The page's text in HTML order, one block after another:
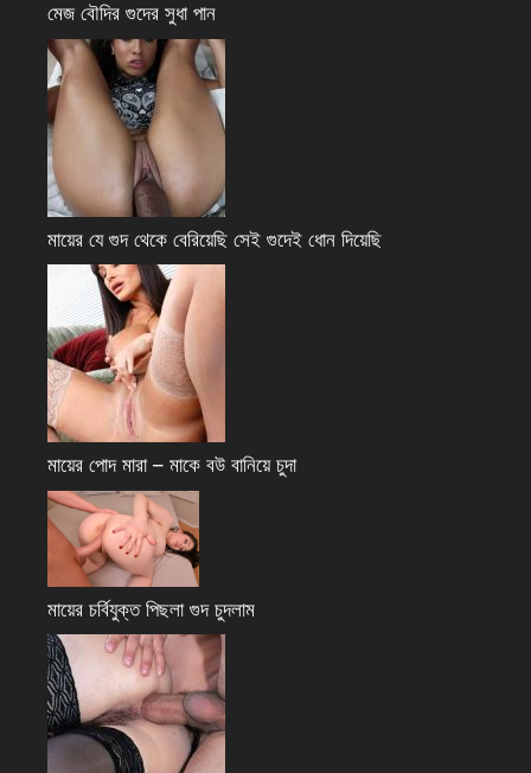
মেজ বৌদির গুদের সুধা পান
মায়ের যে গুদ থেকে বেরিয়েছি সেই গুদেই ধোন দিয়েছি
মায়ের পোদ মারা – মাকে বউ বানিয়ে চুদা
মায়ের চর্বিযুক্ত পিছলা গুদ চুদলাম